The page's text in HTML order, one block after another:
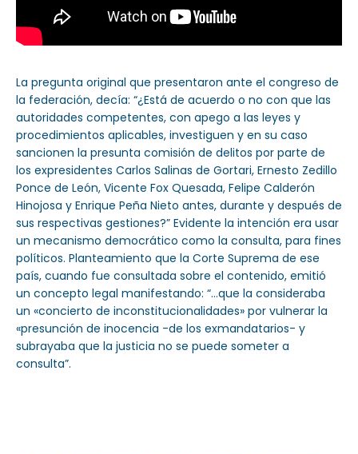
La pregunta original que presentaron ante el congreso de
la federación, decía: “¿Está de acuerdo o no con que las
autoridades competentes, con apego a las leyes y
procedimientos aplicables, investiguen y en su caso
sancionen la presunta comisión de delitos por parte de
los expresidentes Carlos Salinas de Gortari, Ernesto Zedillo
Ponce de León, Vicente Fox Quesada, Felipe Calderón
Hinojosa y Enrique Peña Nieto antes, durante y después de
sus respectivas gestiones?” Evidente la intención era usar
un mecanismo democrático como la consulta, para fines
políticos. Planteamiento que la Corte Suprema de ese
país, cuando fue consultada sobre el contenido, emitió
un concepto legal manifestando: “…que la consideraba
un «concierto de inconstitucionalidades» por vulnerar la
«presunción de inocencia -de los exmandatarios- y
subrayaba que la justicia no se puede someter a
consulta”.